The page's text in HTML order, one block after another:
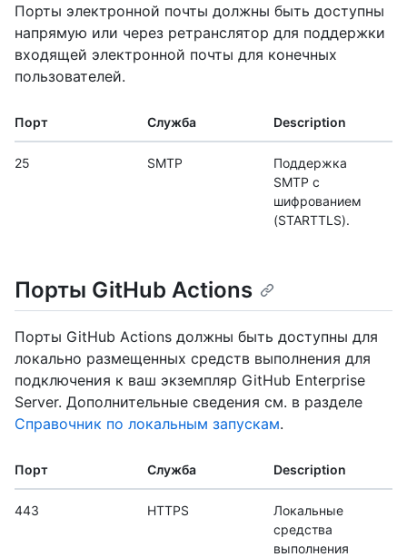
Порты электронной почты должны быть доступны
напрямую или через ретранслятор для поддержки
входящей электронной почты для конечных
пользователей.
Порт Служба Description
25 SMTP
Поддержка
SMTP с
шифрованием
(STARTTLS).
Порты GitHub Actions
Порты GitHub Actions должны быть доступны для
локально размещенных средств выполнения для
подключения к ваш экземпляр GitHub Enterprise
Server. Дополнительные сведения см. в разделе
Справочник по локальным запускам.
Порт Служба Description
443 HTTPS
Локальные
средства
выполнения